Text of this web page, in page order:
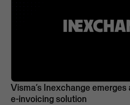
Visma’s Inexchange emerges
e-invoicing solution